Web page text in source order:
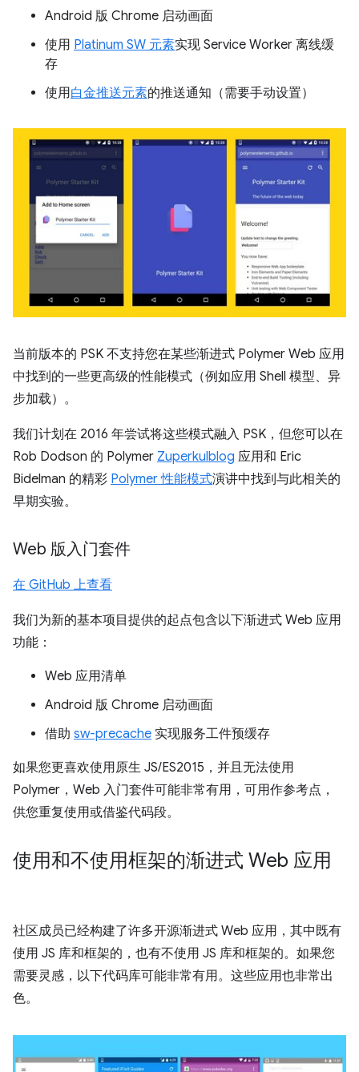
Android 版 Chrome 启动画面
使用 Platinum SW 元素实现 Service Worker 离线缓
存
使用白金推送元素的推送通知（需要手动设置）
当前版本的 PSK 不支持您在某些渐进式 Polymer Web 应用
中找到的一些更高级的性能模式（例如应用 Shell 模型、异
步加载）。
我们计划在 2016 年尝试将这些模式融入 PSK，但您可以在
Rob Dodson 的 Polymer Zuperkulblog 应用和 Eric
Bidelman 的精彩 Polymer 性能模式演讲中找到与此相关的
早期实验。
Web 版入门套件
在 GitHub 上查看
我们为新的基本项目提供的起点包含以下渐进式 Web 应用
功能：
Web 应用清单
Android 版 Chrome 启动画面
借助 sw-precache 实现服务工件预缓存
如果您更喜欢使用原生 JS/ES2015，并且无法使用
Polymer，Web 入门套件可能非常有用，可用作参考点，
供您重复使用或借鉴代码段。
使用和不使用框架的渐进式 Web 应用
社区成员已经构建了许多开源渐进式 Web 应用，其中既有
使用 JS 库和框架的，也有不使用 JS 库和框架的。如果您
需要灵感，以下代码库可能非常有用。这些应用也非常出
色。